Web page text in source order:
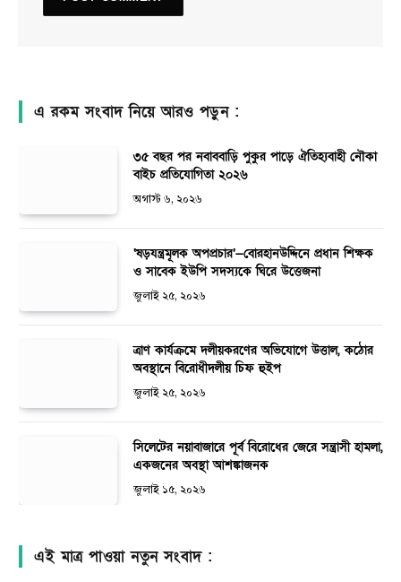
এ রকম সংবাদ নিয়ে আরও পড়ুন :
৩৫ বছর পর নবাববাড়ি পুকুর পাড়ে ঐতিহ্যবাহী নৌকা
বাইচ প্রতিযোগিতা ২০২৬
অগাস্ট ৬, ২০২৬
‘ষড়যন্ত্রমূলক অপপ্রচার’—বোরহানউদ্দিনে প্রধান শিক্ষক
ও সাবেক ইউপি সদস্যকে ঘিরে উত্তেজনা
জুলাই ২৫, ২০২৬
ত্রাণ কার্যক্রমে দলীয়করণের অভিযোগে উত্তাল, কঠোর
অবস্থানে বিরোধীদলীয় চিফ হুইপ
জুলাই ২৫, ২০২৬
সিলেটের নয়াবাজারে পূর্ব বিরোধের জেরে সন্ত্রাসী হামলা,
একজনের অবস্থা আশঙ্কাজনক
জুলাই ১৫, ২০২৬
এই মাত্র পাওয়া নতুন সংবাদ :